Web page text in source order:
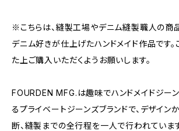
※こちらは、縫製工場やデニム縫製職人の商
デニム好きが仕上げたハンドメイド作品です
た上ご購入いただくようお願いします。
FOURDEN MFG.は趣味でハンドメイドジー
るプライベートジーンズブランドで、デザイン
断、縫製までの全行程を一人で行われています